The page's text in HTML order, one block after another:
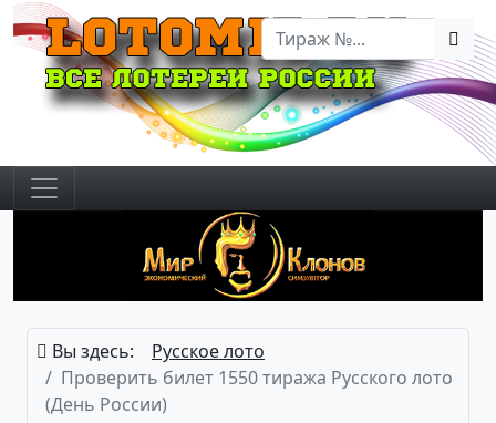
Вы здесь:
Русское лото
Проверить билет 1550 тиража Русского лото
(День России)